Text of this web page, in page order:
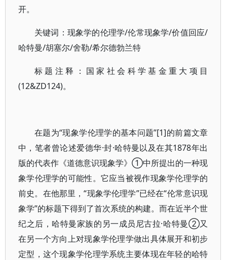
开。
关键词：现象学的伦理学/伦常现象学/价值回应/
哈特曼/胡塞尔/舍勒/希尔德勃兰特
标题注释：国家社会科学基金重大项目
(12&ZD124)。
在题为“现象学伦理学的基本问题”[1]的前篇文章
中，笔者曾论述爱德华·封·哈特曼以及在其1878年出
版的代表作《道德意识现象学》①中所提出的一种现
象学伦理学的可能性。它应当被视作现象学伦理学的
前史。在他那里，“现象学伦理学”已经在“伦常意识现
象学”的标题下得到了首次系统的构建。而在近半个世
纪之后，哈特曼家族的另一成员尼古拉·哈特曼②又
在另一个方向上对现象学伦理学做出具体展开和初步
定型，这个现象学伦理学系统主要体现在年轻的哈特